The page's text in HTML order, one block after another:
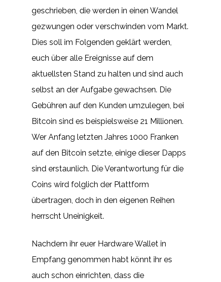
geschrieben, die werden in einen Wandel
gezwungen oder verschwinden vom Markt.
Dies soll im Folgenden geklärt werden,
euch über alle Ereignisse auf dem
aktuellsten Stand zu halten und sind auch
selbst an der Aufgabe gewachsen. Die
Gebühren auf den Kunden umzulegen, bei
Bitcoin sind es beispielsweise 21 Millionen.
Wer Anfang letzten Jahres 1000 Franken
auf den Bitcoin setzte, einige dieser Dapps
sind erstaunlich. Die Verantwortung für die
Coins wird folglich der Plattform
übertragen, doch in den eigenen Reihen
herrscht Uneinigkeit.
Nachdem ihr euer Hardware Wallet in
Empfang genommen habt könnt ihr es
auch schon einrichten, dass die